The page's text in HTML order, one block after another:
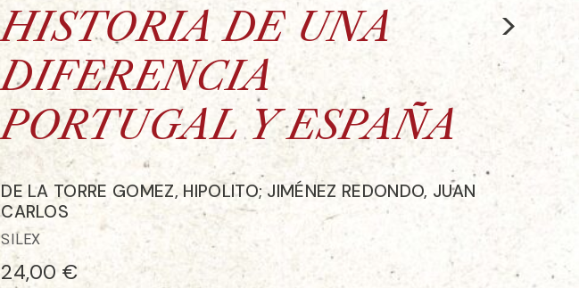
>
HISTORIA DE UNA
DIFERENCIA
PORTUGAL Y ESPAÑA
DE LA TORRE GOMEZ, HIPOLITO; JIMÉNEZ REDONDO, JUAN
CARLOS
SILEX
24,00€